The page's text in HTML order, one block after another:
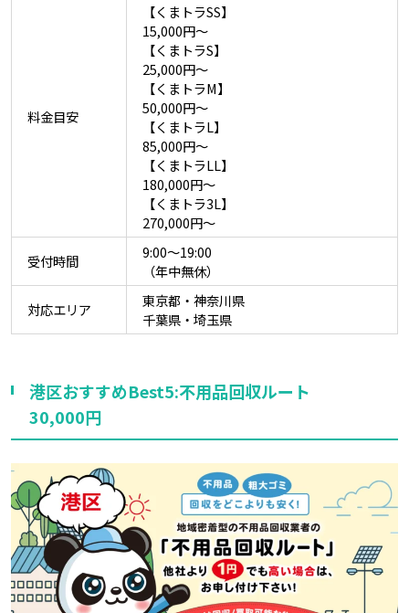
料金目安
【くまトラSS】
15,000円～
【くまトラS】
25,000円～
【くまトラM】
50,000円～
【くまトラL】
85,000円～
【くまトラLL】
180,000円～
【くまトラ3L】
270,000円～
受付時間
9:00〜19:00
（年中無休）
対応エリア
東京都・神奈川県
千葉県・埼玉県
港区おすすめBest5:不用品回収ルート
30,000円